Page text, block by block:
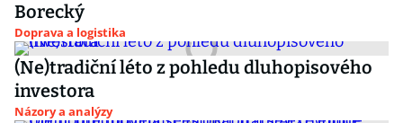
Borecký
Doprava a logistika
(Ne)tradiční léto z pohledu dluhopisového
investora
Názory a analýzy